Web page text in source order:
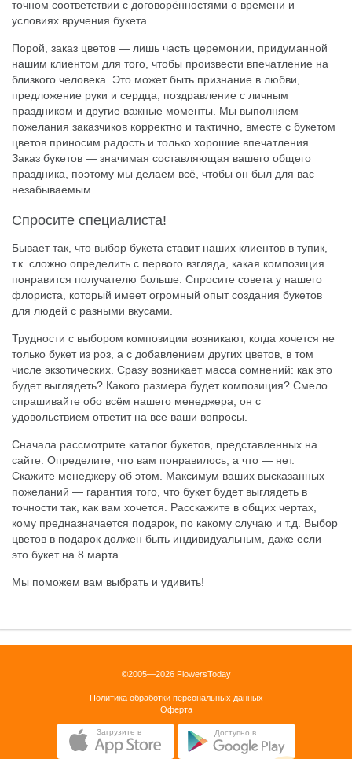
точном соответствии с договорённостями о времени и
условиях вручения букета.
Порой, заказ цветов — лишь часть церемонии, придуманной
нашим клиентом для того, чтобы произвести впечатление на
близкого человека. Это может быть признание в любви,
предложение руки и сердца, поздравление с личным
праздником и другие важные моменты. Мы выполняем
пожелания заказчиков корректно и тактично, вместе с букетом
цветов приносим радость и только хорошие впечатления.
Заказ букетов — значимая составляющая вашего общего
праздника, поэтому мы делаем всё, чтобы он был для вас
незабываемым.
Спросите специалиста!
Бывает так, что выбор букета ставит наших клиентов в тупик,
т.к. сложно определить с первого взгляда, какая композиция
понравится получателю больше. Спросите совета у нашего
флориста, который имеет огромный опыт создания букетов
для людей с разными вкусами.
Трудности с выбором композиции возникают, когда хочется не
только букет из роз , а с добавлением других цветов, в том
числе экзотических. Сразу возникает масса сомнений: как это
будет выглядеть? Какого размера будет композиция? Смело
спрашивайте обо всём нашего менеджера, он с
удовольствием ответит на все ваши вопросы.
Сначала рассмотрите каталог букетов, представленных на
сайте. Определите, что вам понравилось, а что — нет.
Скажите менеджеру об этом. Максимум ваших высказанных
пожеланий — гарантия того, что букет будет выглядеть в
точности так, как вам хочется. Расскажите в общих чертах,
кому предназначается подарок, по какому случаю и т.д. Выбор
цветов в подарок должен быть индивидуальным, даже если
это букет на 8 марта.
Мы поможем вам выбрать и удивить!
©2005—2026 FlowersToday
Политика обработки персональных данных
Оферта
Загрузите в Доступно в